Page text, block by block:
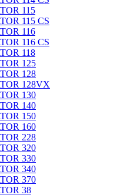
115
115 CS
116
116 CS
118
125
128
128VX
130
140
150
160
228
320
330
340
370
38